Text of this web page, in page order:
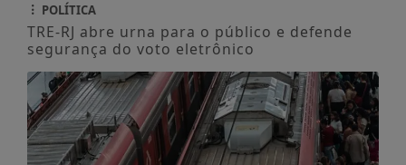
POLÍTICA
TRE-RJ abre urna para o público e defende
segurança do voto eletrônico